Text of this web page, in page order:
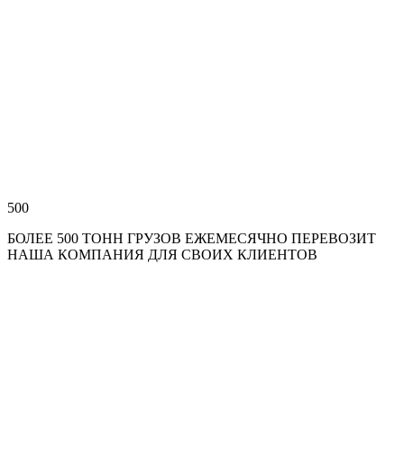
500
БОЛЕЕ 500 ТОНН ГРУЗОВ ЕЖЕМЕСЯЧНО ПЕРЕВОЗИТ
НАША КОМПАНИЯ ДЛЯ СВОИХ КЛИЕНТОВ